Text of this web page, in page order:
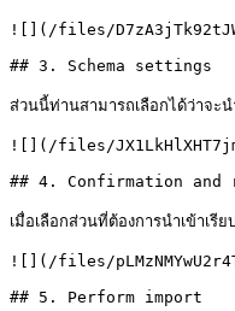
![](/files/
## 3. Schema settings
ส่วนนี้ท่านสามารถเลือกได้ว่าจ
![](/files/
## 4. Confirmation and
เมื่อเลือกส่วนที่ต้องการนำเข้า
![](/files/
## 5. Perform import